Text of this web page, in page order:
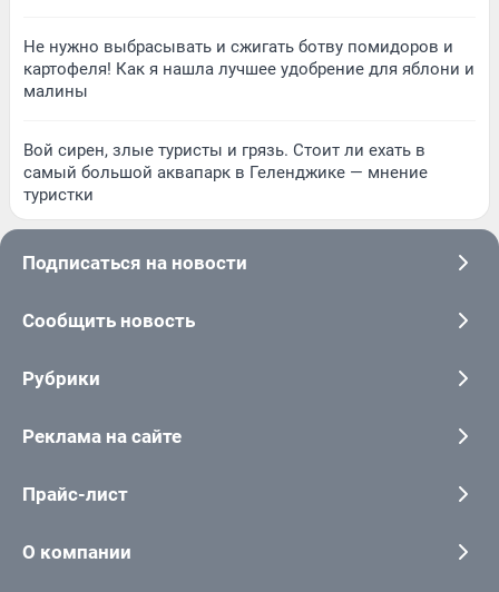
Не нужно выбрасывать и сжигать ботву помидоров и
картофеля! Как я нашла лучшее удобрение для яблони и
малины
Вой сирен, злые туристы и грязь. Стоит ли ехать в
самый большой аквапарк в Геленджике — мнение
туристки
Подписаться на новости
Сообщить новость
Рубрики
Реклама на сайте
Прайс-лист
О компании